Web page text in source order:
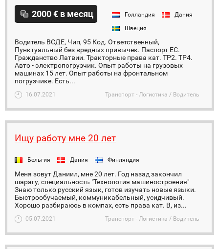
2000 € в месяц Голландия
Дания
Швеция
Водитель BСДЕ, Чип, 95 Код. Ответственный,
Пунктуальный без вредных привычек. Паспорт EС.
Гражданство Латвии. Тракторные права кат. ТР2. ТР4.
Авто - электропогрузчик. Опыт работы на грузовых
машинах 15 лет. Опыт работы на фронтальном
погрузчике. Есть...
16.07.2021 Транспорт - Логистика / Водитель
Ищу работу мне 20 лет
Бельгия Дания Финляндия
Меня зовут Даниил, мне 20 лет. Год назад закончил
шарагу, специальность "Технология машиностроения"
Знаю только русский язык, готов изучать новые языки.
Быстрообучаемый, коммуникабельный, усидчивый.
Хорошо разбираюсь в компах, есть права кат. B, из...
05.07.2021 Транспорт - Логистика / Водитель